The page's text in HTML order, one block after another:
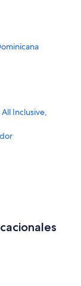
Inclusive,